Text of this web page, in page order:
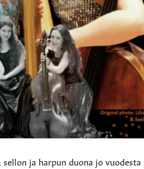
ja harpun duona jo vuodesta